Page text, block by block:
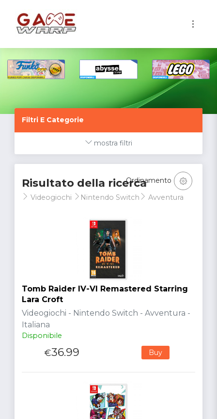
Filtri E Categorie
mostra filtri
Risultato della ricerca
Videogiochi Nintendo Switch Avventura
Ordinamento
Tomb Raider IV-VI Remastered Starring
Lara Croft
Videogiochi - Nintendo Switch - Avventura -
Italiana
Disponibile
€36.99 Buy